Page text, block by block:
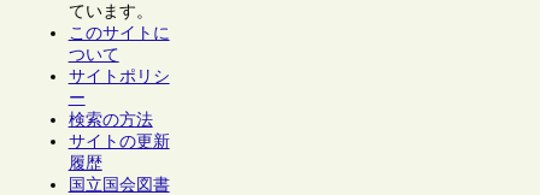
ています。
このサイトに
ついて
サイトポリシ
ー
検索の方法
サイトの更新
履歴
国立国会図書